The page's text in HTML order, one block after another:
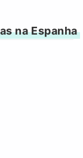
na Espanha